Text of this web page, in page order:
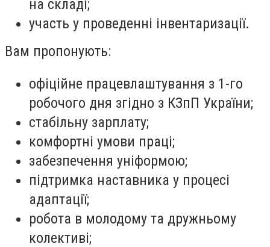
на складі;
участь у проведенні інвентаризації.
Вам пропонують:
офіційне працевлаштування з 1-го
робочого дня згідно з КЗпП України;
стабільну зарплату;
комфортні умови праці;
забезпечення уніформою;
підтримка наставника у процесі
адаптації;
робота в молодому та дружньому
колективі;